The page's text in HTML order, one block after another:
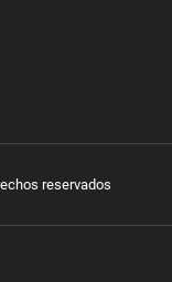
reservados